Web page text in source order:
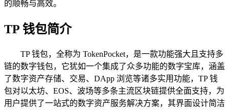
的顺畅与高效。
TP 钱包简介
TP 钱包，全称为 TokenPocket，是一款功能强大且支持多
链的数字钱包，它犹如一个集成了众多功能的数字宝库，涵盖
了数字资产存储、交易、DApp 浏览等诸多实用功能，TP 钱
包对以太坊、EOS、波场等多条主流区块链提供全面支持，为
用户提供了一站式的数字资产服务解决方案，其界面设计简洁